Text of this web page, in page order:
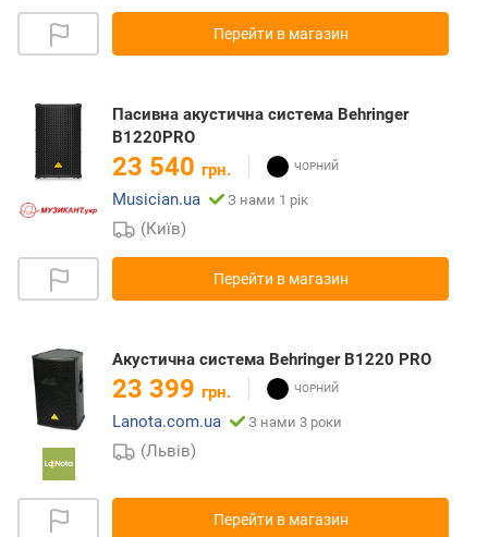
Перейти в магазин
Пасивна акустична система Behringer
B1220PRO
23 540 грн.
Musician.ua
З нами 1 рік
(Київ)
Перейти в магазин
Акустична система Behringer B1220 PRO
23 399 грн.
Lanota.com.ua
З нами 3 роки
(Львів)
Перейти в магазин